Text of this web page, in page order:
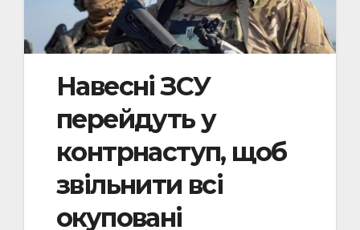
Навесні ЗСУ
перейдуть у
контрнаступ, щоб
звільнити всі
окуповані